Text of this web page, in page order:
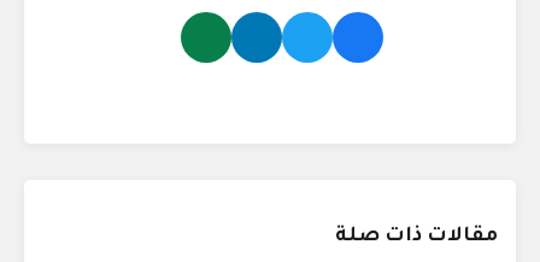
مقالات ذات صلة